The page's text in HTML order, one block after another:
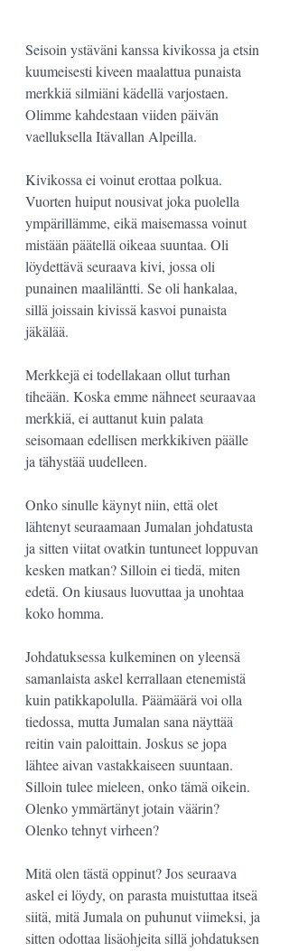
Seisoin ystäväni kanssa kivikossa ja etsin
kuumeisesti kiveen maalattua punaista
merkkiä silmiäni kädellä varjostaen.
Olimme kahdestaan viiden päivän
vaelluksella Itävallan Alpeilla.
Kivikossa ei voinut erottaa polkua.
Vuorten huiput nousivat joka puolella
ympärillämme, eikä maisemassa voinut
mistään päätellä oikeaa suuntaa. Oli
löydettävä seuraava kivi, jossa oli
punainen maaliläntti. Se oli hankalaa,
sillä joissain kivissä kasvoi punaista
jäkälää.
Merkkejä ei todellakaan ollut turhan
tiheään. Koska emme nähneet seuraavaa
merkkiä, ei auttanut kuin palata
seisomaan edellisen merkkikiven päälle
ja tähystää uudelleen.
Onko sinulle käynyt niin, että olet
lähtenyt seuraamaan Jumalan johdatusta
ja sitten viitat ovatkin tuntuneet loppuvan
kesken matkan? Silloin ei tiedä, miten
edetä. On kiusaus luovuttaa ja unohtaa
koko homma.
Johdatuksessa kulkeminen on yleensä
samanlaista askel kerrallaan etenemistä
kuin patikkapolulla. Päämäärä voi olla
tiedossa, mutta Jumalan sana näyttää
reitin vain paloittain. Joskus se jopa
lähtee aivan vastakkaiseen suuntaan.
Silloin tulee mieleen, onko tämä oikein.
Olenko ymmärtänyt jotain väärin?
Olenko tehnyt virheen?
Mitä olen tästä oppinut? Jos seuraava
askel ei löydy, on parasta muistuttaa itseä
siitä, mitä Jumala on puhunut viimeksi, ja
sitten odottaa lisäohjeita sillä johdatuksen